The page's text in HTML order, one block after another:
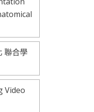
聯合學
Video